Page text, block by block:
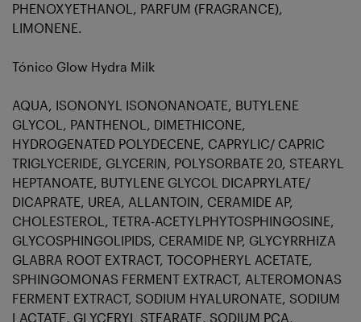
PHENOXYETHANOL, PARFUM (FRAGRANCE),
LIMONENE.
Tónico Glow Hydra Milk
AQUA, ISONONYL ISONONANOATE, BUTYLENE
GLYCOL, PANTHENOL, DIMETHICONE,
HYDROGENATED POLYDECENE, CAPRYLIC/ CAPRIC
TRIGLYCERIDE, GLYCERIN, POLYSORBATE 20, STEARYL
HEPTANOATE, BUTYLENE GLYCOL DICAPRYLATE/
DICAPRATE, UREA, ALLANTOIN, CERAMIDE AP,
CHOLESTEROL, TETRA-ACETYLPHYTOSPHINGOSINE,
GLYCOSPHINGOLIPIDS, CERAMIDE NP, GLYCYRRHIZA
GLABRA ROOT EXTRACT, TOCOPHERYL ACETATE,
SPHINGOMONAS FERMENT EXTRACT, ALTEROMONAS
FERMENT EXTRACT, SODIUM HYALURONATE, SODIUM
LACTATE, GLYCERYL STEARATE, SODIUM PCA,